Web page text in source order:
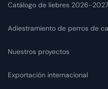
Catálogo de liebres 2026-2027
Adiestramiento de perros de
Nuestros proyectos
Exportación internacional